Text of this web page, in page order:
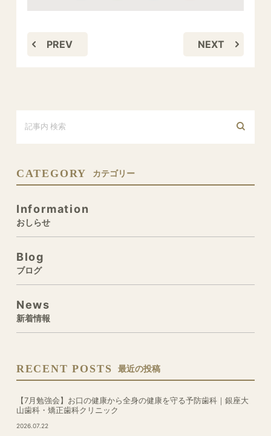
PREV NEXT
CATEGORY カテゴリー
Information
おしらせ
Blog
ブログ
News
新着情報
RECENT POSTS 最近の投稿
【7月勉強会】お口の健康から全身の健康を守る予防歯科｜銀座大
山歯科・矯正歯科クリニック
2026.07.22